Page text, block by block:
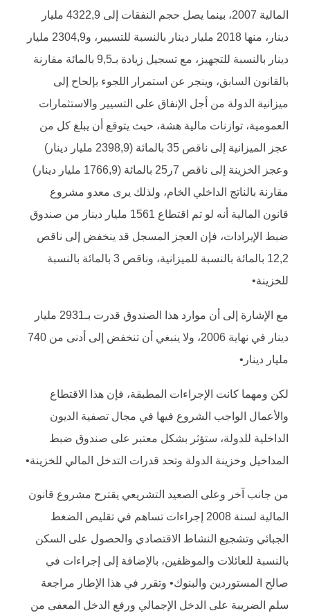
المالية 2007، بينما يصل حجم النفقات إلى 4322,9 مليار
دينار، منها 2018 مليار دينار بالنسبة للتسيير، و2304,9 مليار
دينار بالنسبة للتجهيز، مع تسجيل زيادة بـ9,5 بالمائة مقارنة
بالقانون السابق، وينجر عن استمرار اللجوء بإلحاح إلى
ميزانية الدولة من أجل الإنفاق على التسيير والاستثمارات
العمومية، توازنات مالية هشة، حيث يتوقع أن يبلغ كل من
عجز الميزانية إلى ناقص 35 بالمائة (2398,9 مليار دينار)
وعجز الخزينة إلى ناقص 7ر25 بالمائة (1766,9 مليار دينار)
مقارنة بالناتج الداخلي الخام، ولذلك يرى معدو مشروع
قانون المالية أنه لو تم اقتطاع 1561 مليار دينار من صندوق
ضبط الإيرادات، فإن العجز المسجل قد ينخفض إلى ناقص
12,2 بالمائة بالنسبة للميزانية، وناقص 3 بالمائة بالنسبة
للخزينة•
مع الإشارة إلى أن موارد هذا الصندوق قدرت بـ2931 مليار
دينار في نهاية 2006، ولا ينبغي أن تنخفض إلى أدنى من 740
مليار دينار•
لكن ومهما كانت الإجراءات المطبقة، فإن هذا الاقتطاع
والأعمال الواجب الشروع فيها في مجال تصفية الديون
الداخلية للدولة، ستؤثر بشكل معتبر على صندوق ضبط
المداخيل وخزينة الدولة وتحد قدرات التدخل المالي للخزينة•
من جانب آخر وعلى الصعيد التشريعي يقترح مشروع قانون
المالية لسنة 2008 إجراءات تساهم في تقليص الضغط
الجبائي وتشجيع النشاط الاقتصادي والحصول على السكن
بالنسبة للعائلات والموظفين، بالإضافة إلى إجراءات في
صالح المستوردين والبنوك• وتقرر في هذا الإطار مراجعة
سلم الضريبة على الدخل الإجمالي ورفع الدخل المعفى من